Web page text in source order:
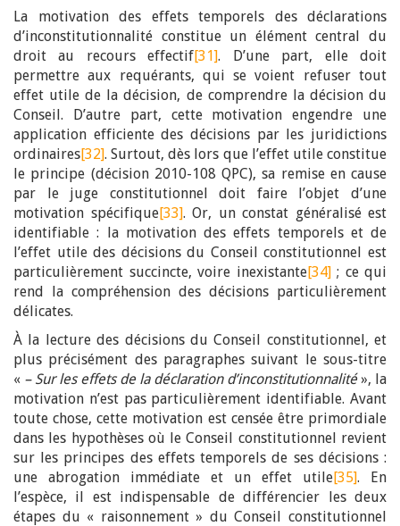
La motivation des effets temporels des déclarations
d’inconstitutionnalité constitue un élément central du
droit au recours effectif[31]. D’une part, elle doit
permettre aux requérants, qui se voient refuser tout
effet utile de la décision, de comprendre la décision du
Conseil. D’autre part, cette motivation engendre une
application efficiente des décisions par les juridictions
ordinaires[32]. Surtout, dès lors que l’effet utile constitue
le principe (décision 2010-108 QPC), sa remise en cause
par le juge constitutionnel doit faire l’objet d’une
motivation spécifique[33]. Or, un constat généralisé est
identifiable : la motivation des effets temporels et de
l’effet utile des décisions du Conseil constitutionnel est
particulièrement succincte, voire inexistante[34]; ce qui
rend la compréhension des décisions particulièrement
délicates.
À la lecture des décisions du Conseil constitutionnel, et
plus précisément des paragraphes suivant le sous-titre
« – Sur les effets de la déclaration d’inconstitutionnalité», la
motivation n’est pas particulièrement identifiable. Avant
toute chose, cette motivation est censée être primordiale
dans les hypothèses où le Conseil constitutionnel revient
sur les principes des effets temporels de ses décisions :
une abrogation immédiate et un effet utile[35]. En
l’espèce, il est indispensable de différencier les deux
étapes du « raisonnement » du Conseil constitutionnel